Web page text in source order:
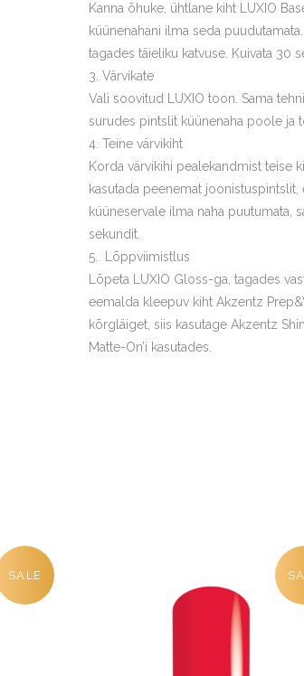
Kanna õhuke, ühtlane kiht LUXIO
küünenahani ilma seda
tagades täieliku katvuse. Kuivata 30
Värvikate
Vali soovitud LUXIO toon. Sama
surudes pintslit küünenaha poole ja
Teine värvikiht
Korda värvikihi pealekandmist teise
kasutada peenemat
küüneservale ilma naha puutumata,
sekundit.
Lõppviimistlus
Lõpeta LUXIO Gloss-ga, tagades
eemalda kleepuv kiht Akzentz
kõrgläiget, siis kasutage Akzentz
Matte-On’i kasutades.
SALE